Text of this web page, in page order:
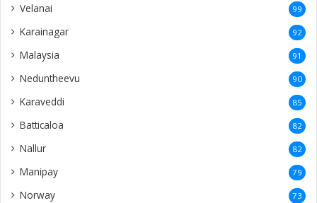
Velanai 99
Karainagar 92
Malaysia 91
Neduntheevu 90
Karaveddi 85
Batticaloa 82
Nallur 82
Manipay 79
Norway 73